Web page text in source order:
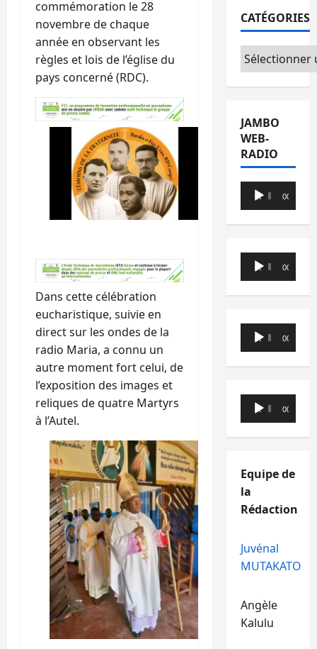
commémoration le 28
novembre de chaque
année en observant les
règles et lois de l’église du
pays concerné (RDC).
Dans cette célébration
eucharistique, suivie en
direct sur les ondes de la
radio Maria, a connu un
autre moment fort celui, de
l’exposition des images et
reliques de quatre Martyrs
à l’Autel.
CATÉGORIES
Catégories
JAMBO
WEB-
RADIO
Lecteur
audio
00:00 00:00
Lecteur
audio
00:00 00:00
Lecteur
audio
00:00 00:00
Lecteur
audio
00:00 00:00
Equipe de
la
Rédaction
Juvénal
MUTAKATO
Angèle
Kalulu